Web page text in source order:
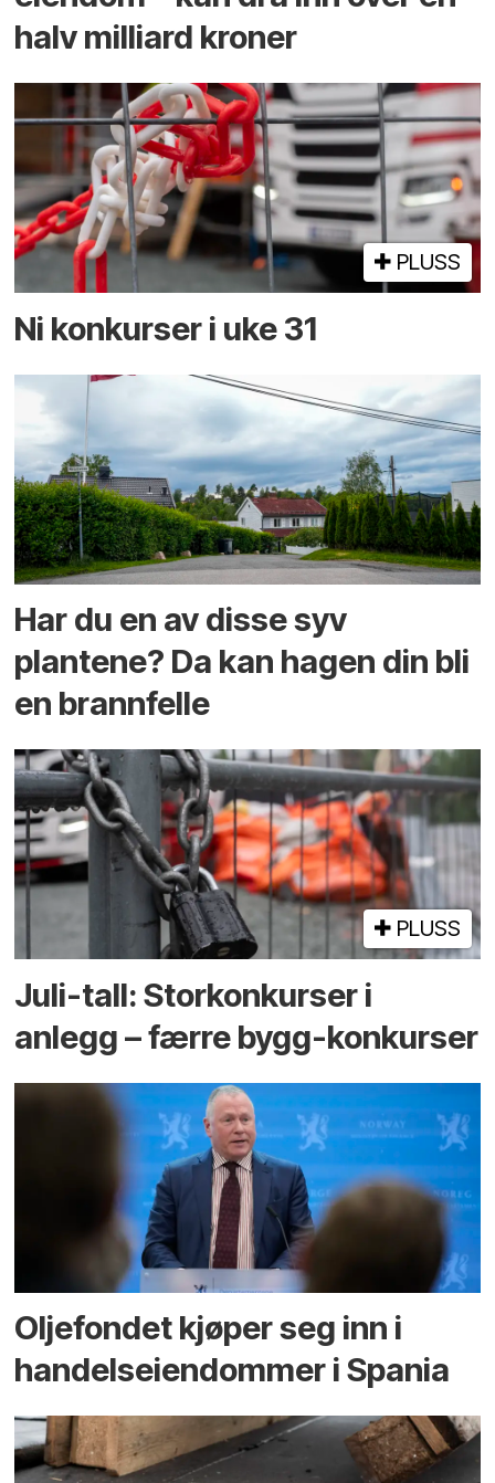
halv milliard kroner
PLUSS
Ni konkurser i uke 31
Har du en av disse syv
plantene? Da kan hagen din bli
en brannfelle
PLUSS
Juli-tall: Storkonkurser i
anlegg – færre bygg-konkurser
Oljefondet kjøper seg inn i
handels­eiendommer i Spania